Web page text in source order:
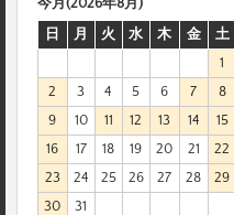
日
月 火 水 木 金
土
1
2
3 4 5 6 7
8
9
10 11 12 13 14
15
16
17 18 19 20 21
22
23
24 25 26 27 28
29
30
31